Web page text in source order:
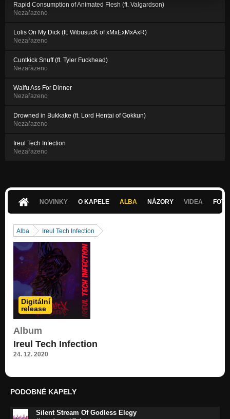
Rapid Consumption of Animated Flesh (ft. Valgardson)
Nezařazeno
Lolis On My Dick (ft. WibusucK of xMxExMxAxR)
Nezařazeno
Cuntkick Snuff (ft. Tyler Fuckhead)
Nezařazeno
Waifu Ass For Dinner
Nezařazeno
Drowned in Bukkake (ft. Lord Hentai of Gokkun)
Nezařazeno
Ireul Tech Infection
Nezařazeno
NOVINKY O KAPELE ALBA NÁZORY VIDEA
Alba Ireul Tech Infection
Digitální
release
Album
Ireul Tech Infection
24. 12. 2020
PODOBNÉ KAPELY
Silent Stream Of Godless Elegy